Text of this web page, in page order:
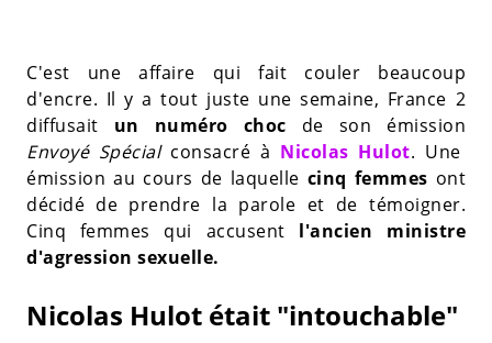
C'est une affaire qui fait couler beaucoup
d'encre. Il y a tout juste une semaine, France 2
diffusait un numéro choc de son émission
Envoyé Spécialconsacré à Nicolas Hulot. Une
émission au cours de laquelle cinq femmes ont
décidé de prendre la parole et de témoigner.
Cinq femmes qui accusent l'ancien ministre
d'agression sexuelle.
Nicolas Hulot était "intouchable"